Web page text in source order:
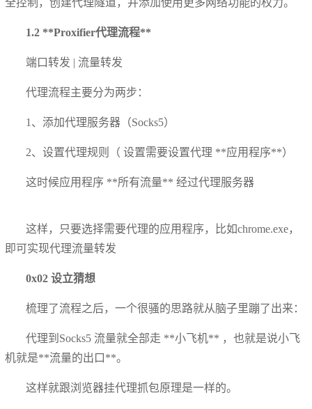
全控制，创建代理隧道，并添加使用更多网络功能的权力。
1.2 **Proxifier代理流程**
端口转发 | 流量转发
代理流程主要分为两步：
1、添加代理服务器（Socks5）
2、设置代理规则（ 设置需要设置代理 **应用程序**）
这时候应用程序 **所有流量** 经过代理服务器
这样，只要选择需要代理的应用程序，比如chrome.exe，
即可实现代理流量转发
0x02 设立猜想
梳理了流程之后，一个很骚的思路就从脑子里蹦了出来：
代理到Socks5 流量就全部走 **小飞机** ，也就是说小飞
机就是**流量的出口**。
这样就跟浏览器挂代理抓包原理是一样的。